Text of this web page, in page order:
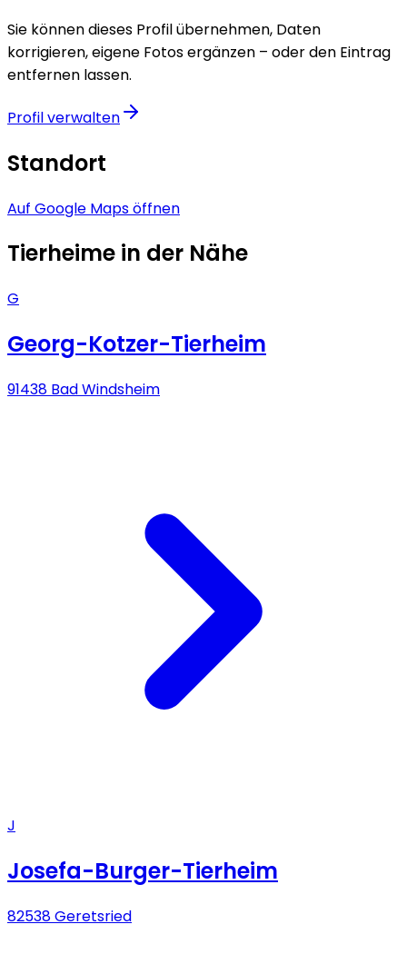
Sie können dieses Profil übernehmen, Daten
korrigieren, eigene Fotos ergänzen – oder den Eintrag
entfernen lassen.
Profil verwalten
Standort
Auf Google Maps öffnen
Tierheime in der Nähe
G
Georg-Kotzer-Tierheim
91438 Bad Windsheim
J
Josefa-Burger-Tierheim
82538 Geretsried